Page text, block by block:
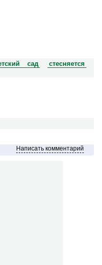
сад
стесняется
Написать комментарий